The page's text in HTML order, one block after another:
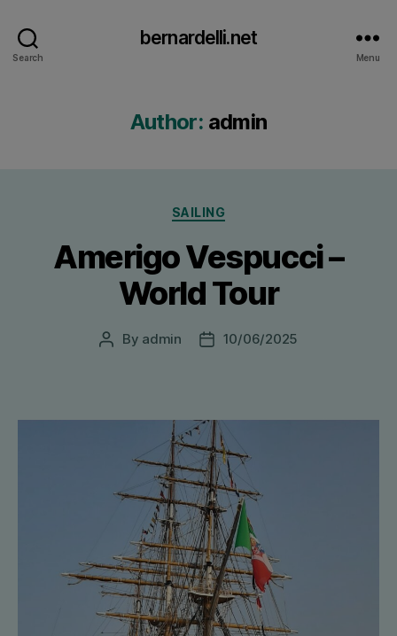
Search
bernardelli.net
Menu
Author: admin
Categories
SAILING
Amerigo Vespucci –
World Tour
Post
By admin
Post10/06/2025